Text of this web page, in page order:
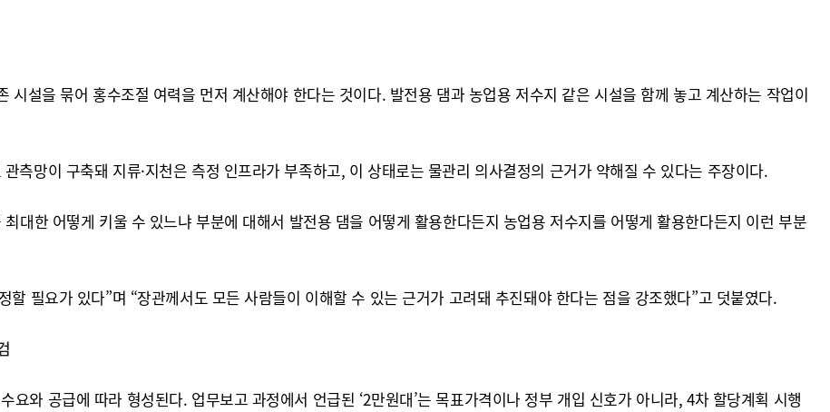
시설을 묶어 홍수조절 여력을 먼저 계산해야 한다는 것이다. 발전용 댐과 농업용 저수지 같은 시설을 함께 놓고 계산하는 작업이
측망이 구축돼 지류·지천은 측정 인프라가 부족하고, 이 상태로는 물관리 의사결정의 근거가 약해질 수 있다는 주장이다.
대한 어떻게 키울 수 있느냐 부분에 대해서 발전용 댐을 어떻게 활용한다든지 농업용 저수지를 어떻게 활용한다든지 이런 부분
필요가 있다”며 “장관께서도 모든 사람들이 이해할 수 있는 근거가 고려돼 추진돼야 한다는 점을 강조했다”고 덧붙였다.
와 공급에 따라 형성된다. 업무보고 과정에서 언급된 ‘2만원대’는 목표가격이나 정부 개입 신호가 아니라, 4차 할당계획 시행